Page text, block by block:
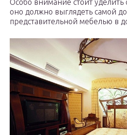
Особо внимание стоит
оно должно выглядеть самой
представительной мебелью в